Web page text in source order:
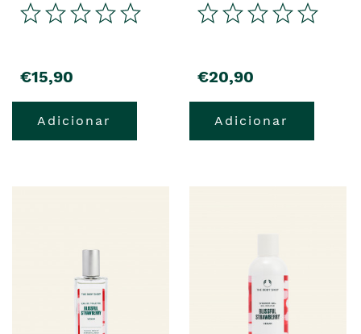
€15,90
Adicionar
€20,90
Adicionar